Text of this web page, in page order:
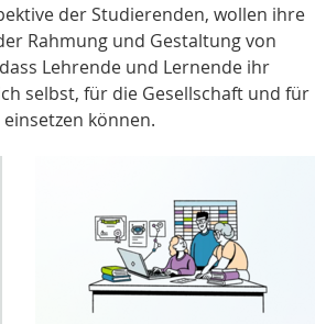
der Studierenden, wollen ihre
Rahmung und Gestaltung von
Lehrende und Lernende ihr
selbst, für die Gesellschaft und für
können.